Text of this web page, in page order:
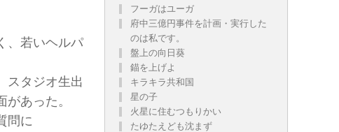
、若いヘルパ
スタジオ生出
あった。
問に
フーガはユーガ
府中三億円事件を計画・実行した
のは私です。
盤上の向日葵
錨を上げよ
キラキラ共和国
星の子
火星に住むつもりかい
たゆたえども沈まず